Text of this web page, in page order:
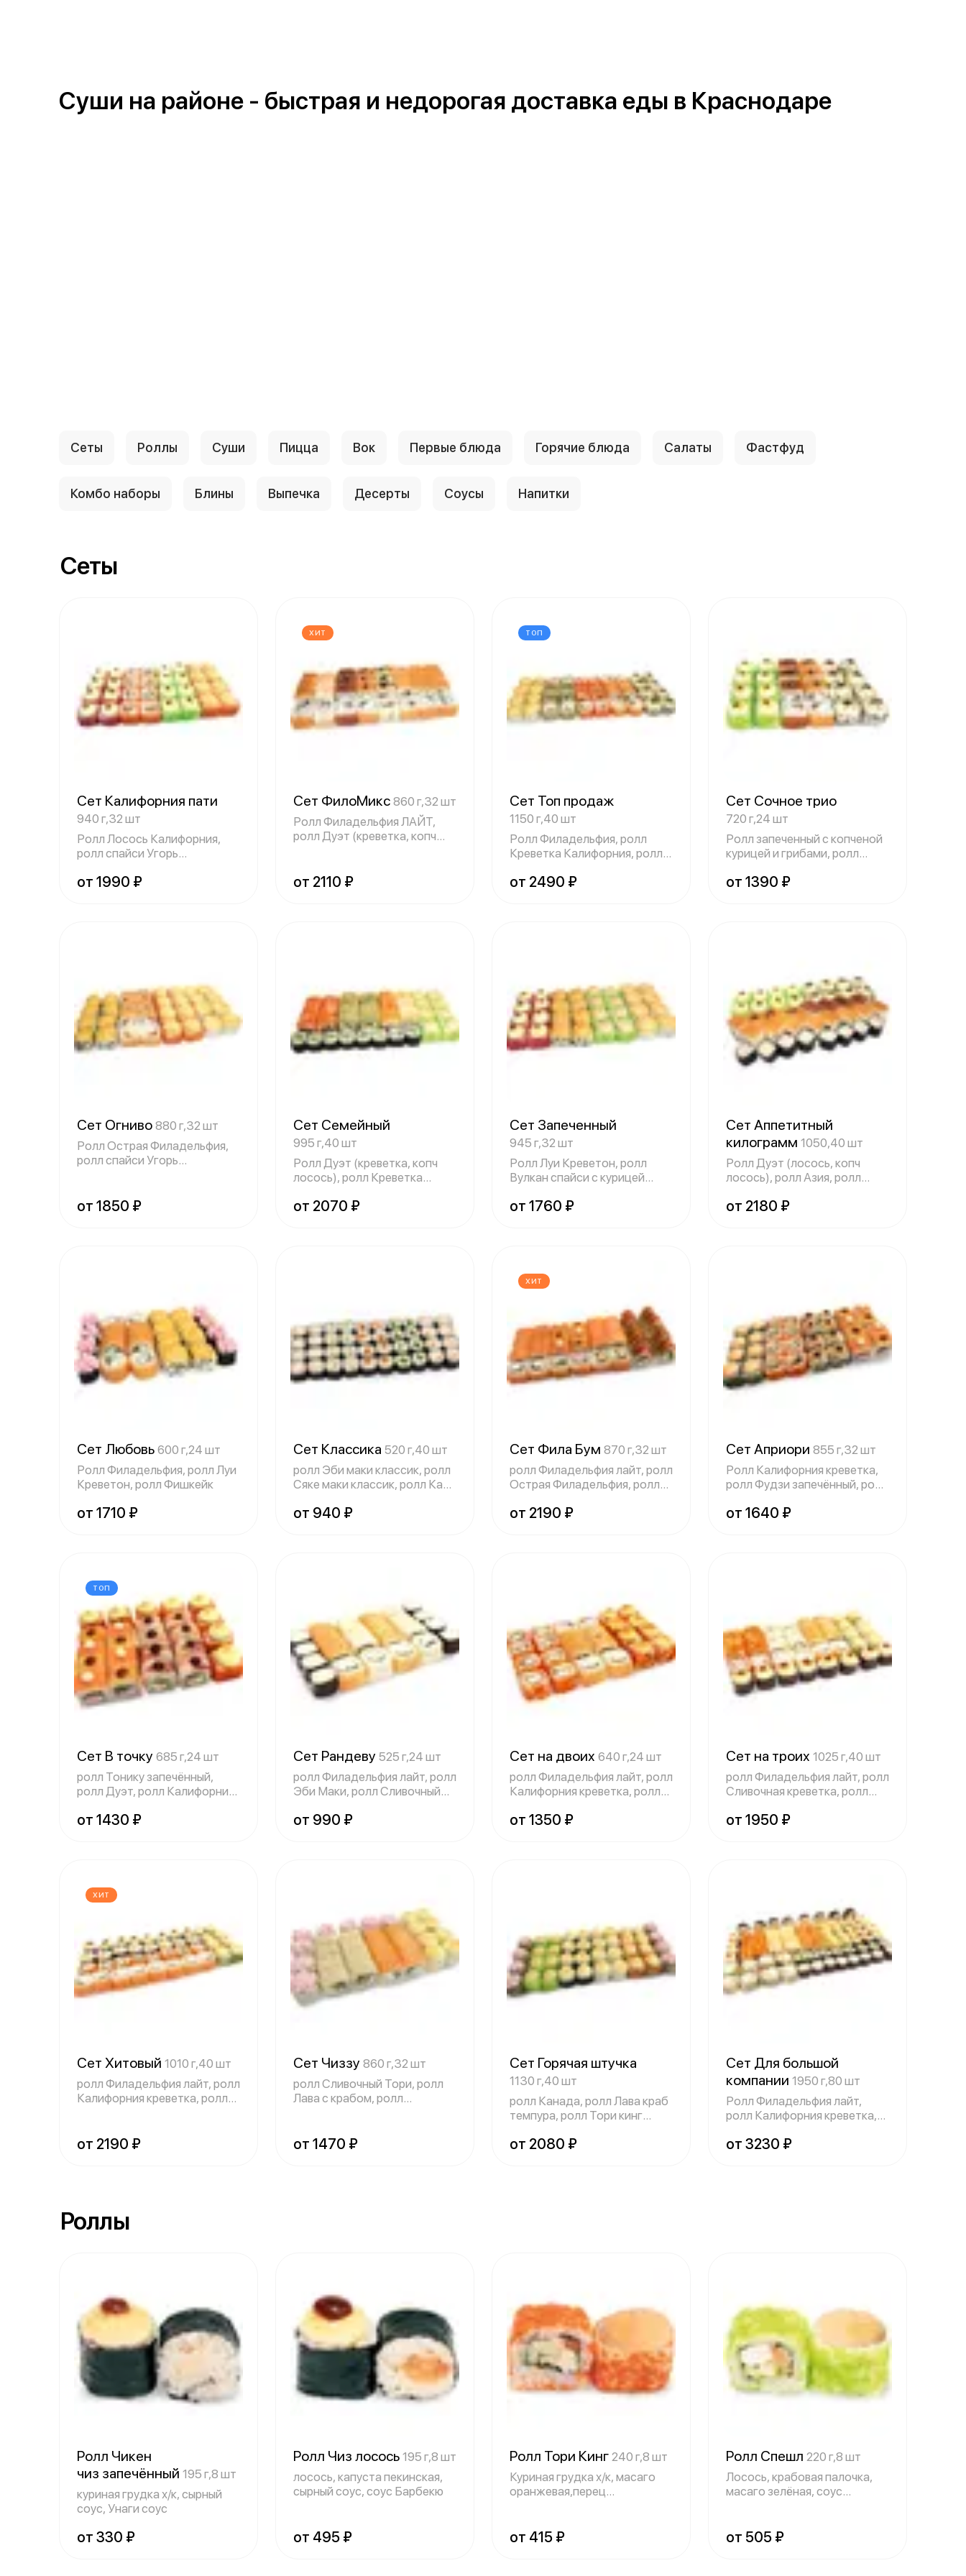
Суши на районе - быстрая и недорогая доставка еды в Краснодаре
Сеты Роллы Суши Пицца Вок Первые блюда Горячие блюда Салаты Фастфуд
Комбо наборы Блины Выпечка Десерты Соусы Напитки
Сеты
Сет Калифорния пати
940 г,32 шт
Ролл Лосось Калифорния,
ролл спайси Угорь
от 1990 ₽
ХИТ
Сет ФилоМикс 860 г,32 шт
Ролл Филадельфия ЛАЙТ,
ролл Дуэт (креветка, копч
от 2110 ₽
ТОП
Сет Топ продаж
1150 г,40 шт
Ролл Филадельфия, ролл
Креветка Калифорния, ролл
от 2490 ₽
Сет Сочное трио
720 г,24 шт
Ролл запеченный с копченой
курицей и грибами, ролл
от 1390 ₽
Сет Огниво 880 г,32 шт
Ролл Острая Филадельфия,
ролл спайси Угорь
от 1850 ₽
Сет Семейный
995 г,40 шт
Ролл Дуэт (креветка, копч
лосось), ролл Креветка
от 2070 ₽
Сет Запеченный
945 г,32 шт
Ролл Луи Креветон, ролл
Вулкан спайси с курицей
от 1760 ₽
Сет Аппетитный
килограмм 1050,40 шт
Ролл Дуэт (лосось, копч
лосось), ролл Азия, ролл
от 2180 ₽
Сет Любовь 600 г,24 шт
Ролл Филадельфия, ролл Луи
Креветон, ролл Фишкейк
от 1710 ₽
Сет Классика 520 г,40 шт
ролл Эби маки классик, ролл
Сяке маки классик, ролл Кани
от 940 ₽
ХИТ
Сет Фила Бум 870 г,32 шт
ролл Филадельфия лайт, ролл
Острая Филадельфия, ролл
от 2190 ₽
Сет Априори 855 г,32 шт
Ролл Калифорния креветка,
ролл Фудзи запечённый, ролл
от 1640 ₽
ТОП
Сет В точку 685 г,24 шт
ролл Тонику запечённый,
ролл Дуэт, ролл Калифорния
от 1430 ₽
Сет Рандеву 525 г,24 шт
ролл Филадельфия лайт, ролл
Эби Маки, ролл Сливочный
от 990 ₽
Сет на двоих 640 г,24 шт
ролл Филадельфия лайт, ролл
Калифорния креветка, ролл
от 1350 ₽
Сет на троих 1025 г,40 шт
ролл Филадельфия лайт, ролл
Сливочная креветка, ролл
от 1950 ₽
ХИТ
Сет Хитовый 1010 г,40 шт
ролл Филадельфия лайт, ролл
Калифорния креветка, ролл
от 2190 ₽
Сет Чиззу 860 г,32 шт
ролл Сливочный Тори, ролл
Лава с крабом, ролл
от 1470 ₽
Сет Горячая штучка
1130 г,40 шт
ролл Канада, ролл Лава краб
темпура, ролл Тори кинг
от 2080 ₽
Сет Для большой
компании 1950 г,80 шт
Ролл Филадельфия лайт,
ролл Калифорния креветка,
от 3230 ₽
Роллы
Ролл Чикен
чиз запечённый 195 г,8 шт
куриная грудка х/к, сырный
соус, Унаги соус
от 330 ₽
Ролл Чиз лосось 195 г,8 шт
лосось, капуста пекинская,
сырный соус, соус Барбекю
от 495 ₽
Ролл Тори Кинг 240 г,8 шт
Куриная грудка х/к, масаго
оранжевая,перец
от 415 ₽
Ролл Спешл 220 г,8 шт
Лосось, крабовая палочка,
масаго зелёная, соус
от 505 ₽